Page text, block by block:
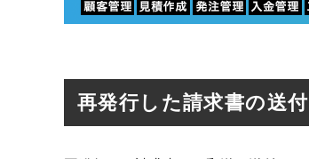
再発行した請求書の送